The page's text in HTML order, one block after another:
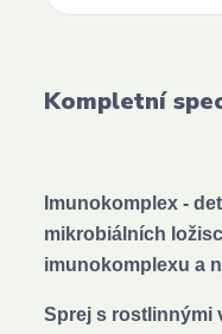
Kompletní
Imunokomplex -
mikrobiálních
imunokomplexu a
Sprej s rostlinnými